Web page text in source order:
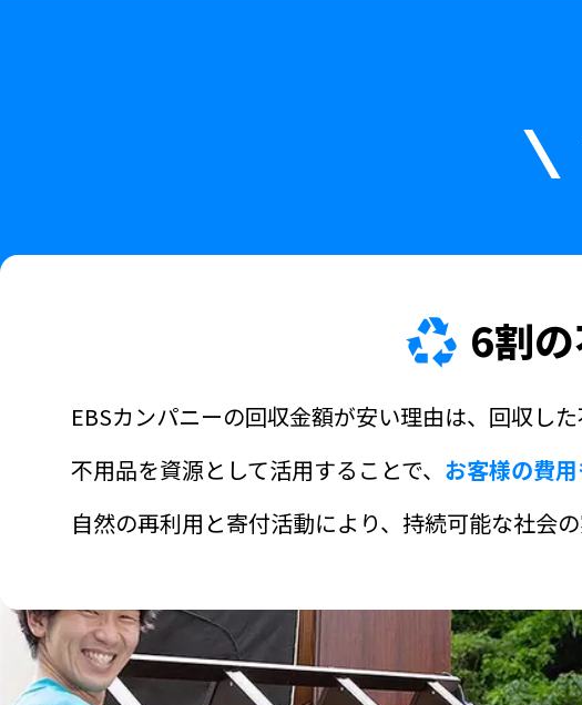
6割
EBSカンパニーの回収金額が安い理由は、回収した
不用品を資源として活用することで、 お客様の費
自然の再利用と寄付活動により、持続可能な社会の